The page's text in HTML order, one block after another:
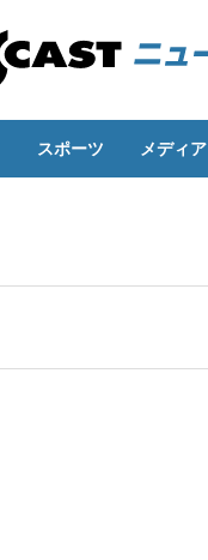
スポーツ メディア